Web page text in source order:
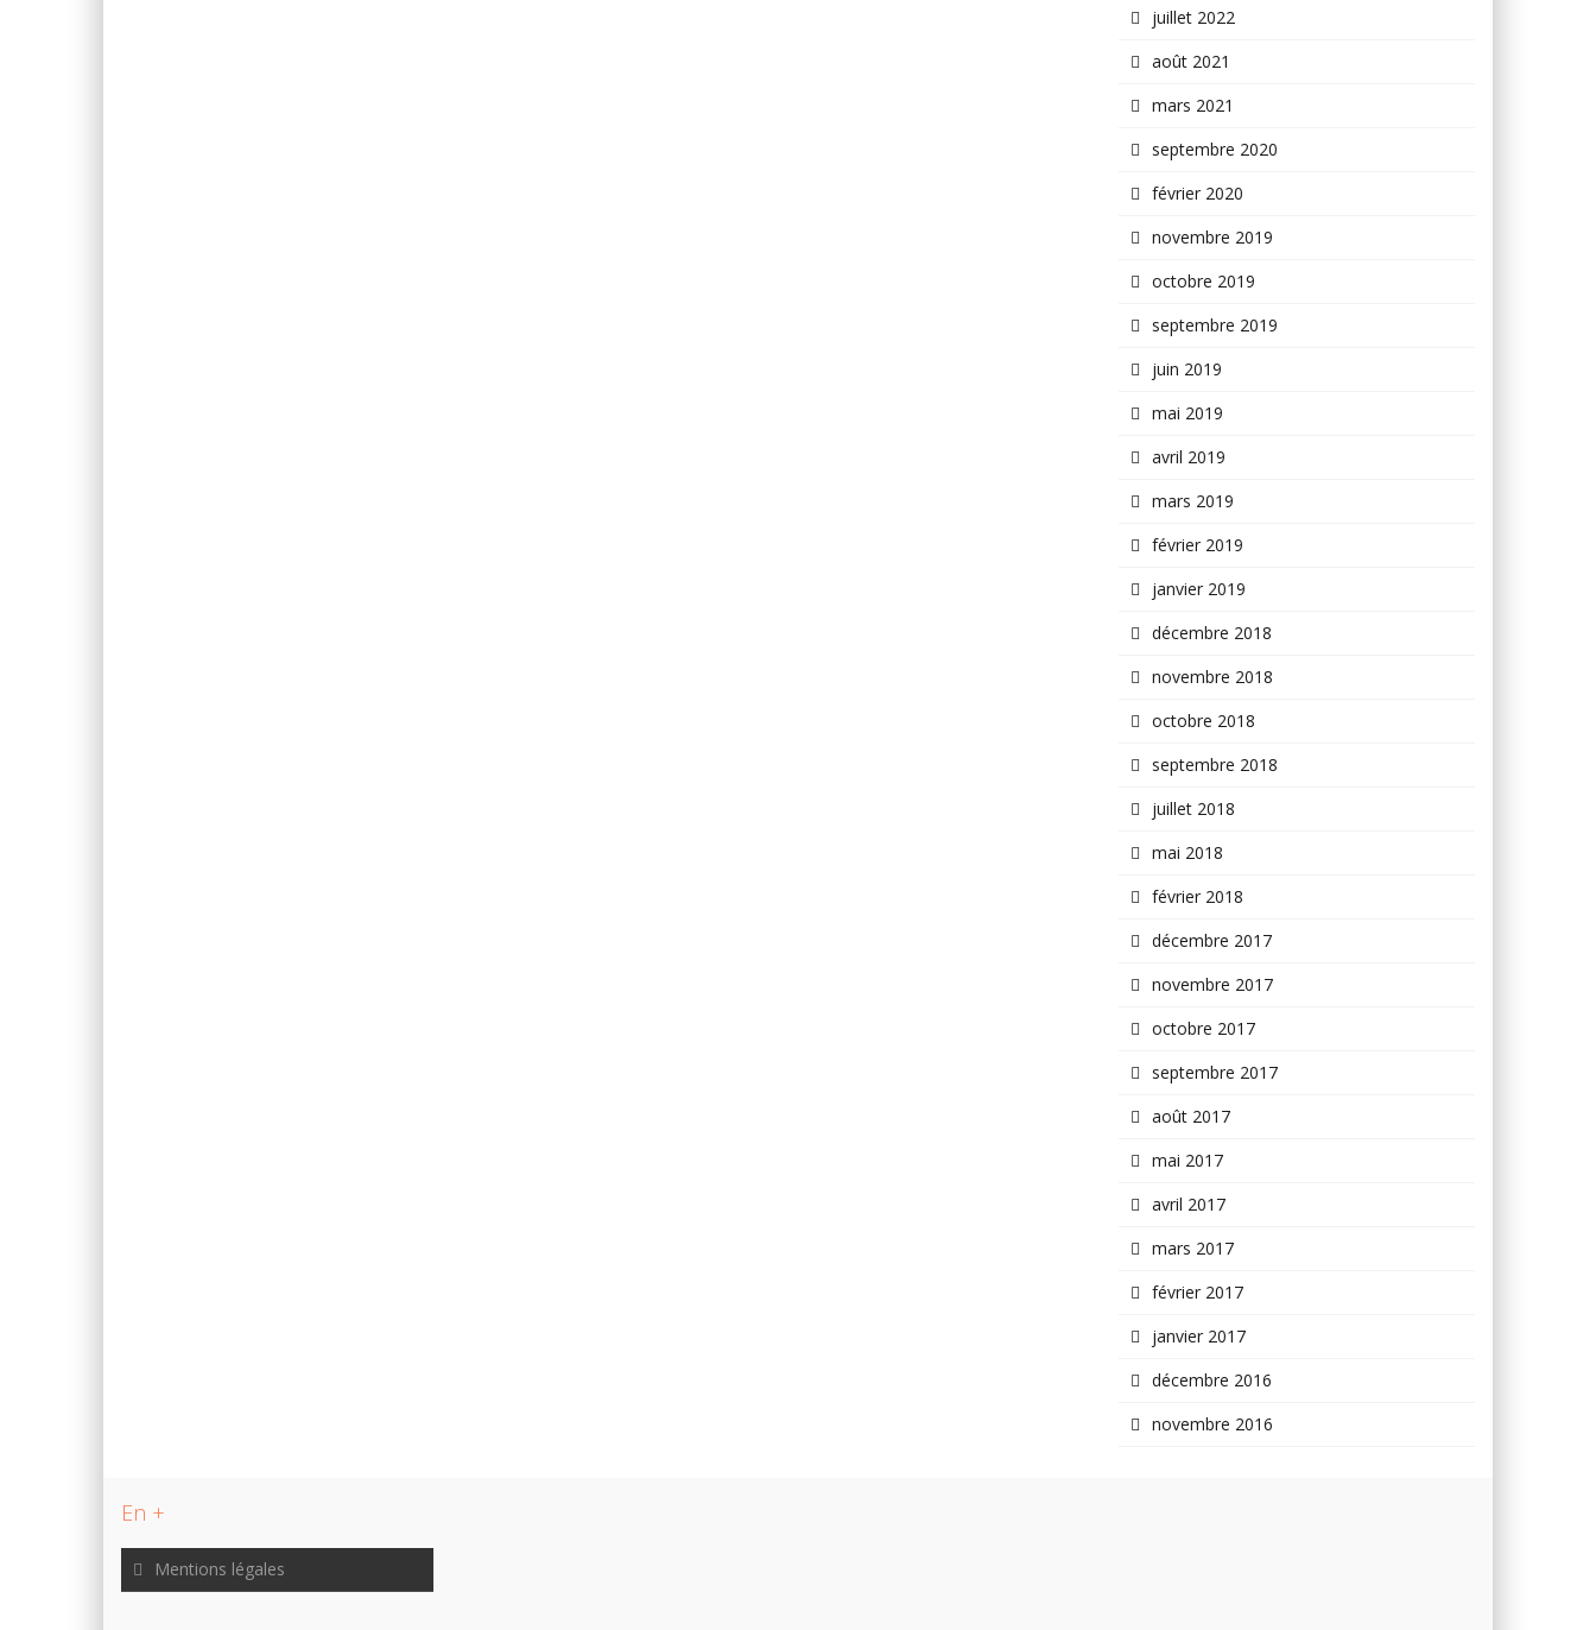
juillet 2022
août 2021
mars 2021
septembre 2020
février 2020
novembre 2019
octobre 2019
septembre 2019
juin 2019
mai 2019
avril 2019
mars 2019
février 2019
janvier 2019
décembre 2018
novembre 2018
octobre 2018
septembre 2018
juillet 2018
mai 2018
février 2018
décembre 2017
novembre 2017
octobre 2017
septembre 2017
août 2017
mai 2017
avril 2017
mars 2017
février 2017
janvier 2017
décembre 2016
novembre 2016
En +
Mentions légales